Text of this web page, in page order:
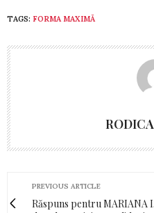
TAGS: FORMA MAXIMĂ
PREVIOUS ARTICLE
Răspuns pentru MARIANA